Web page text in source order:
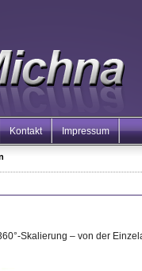
Kontakt Impressum
Skalierung – von der